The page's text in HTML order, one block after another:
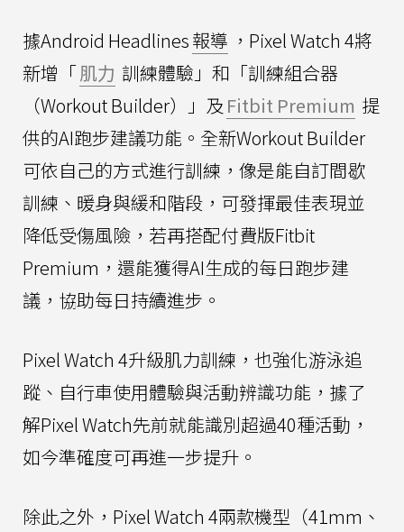
據Android Headlines報導 ，Pixel Watch 4將
新增「肌力 訓練體驗」和「訓練組合器
（Workout Builder）」及 Fitbit Premium 提
供的AI跑步建議功能。全新Workout Builder
可依自己的方式進行訓練，像是能自訂間歇
訓練、暖身與緩和階段，可發揮最佳表現並
降低受傷風險，若再搭配付費版Fitbit
Premium，還能獲得AI生成的每日跑步建
議，協助每日持續進步。
Pixel Watch 4升級肌力訓練，也強化游泳追
蹤、自行車使用體驗與活動辨識功能，據了
解Pixel Watch先前就能識別超過40種活動，
如今準確度可再進一步提升。
除此之外，Pixel Watch 4兩款機型（41mm、